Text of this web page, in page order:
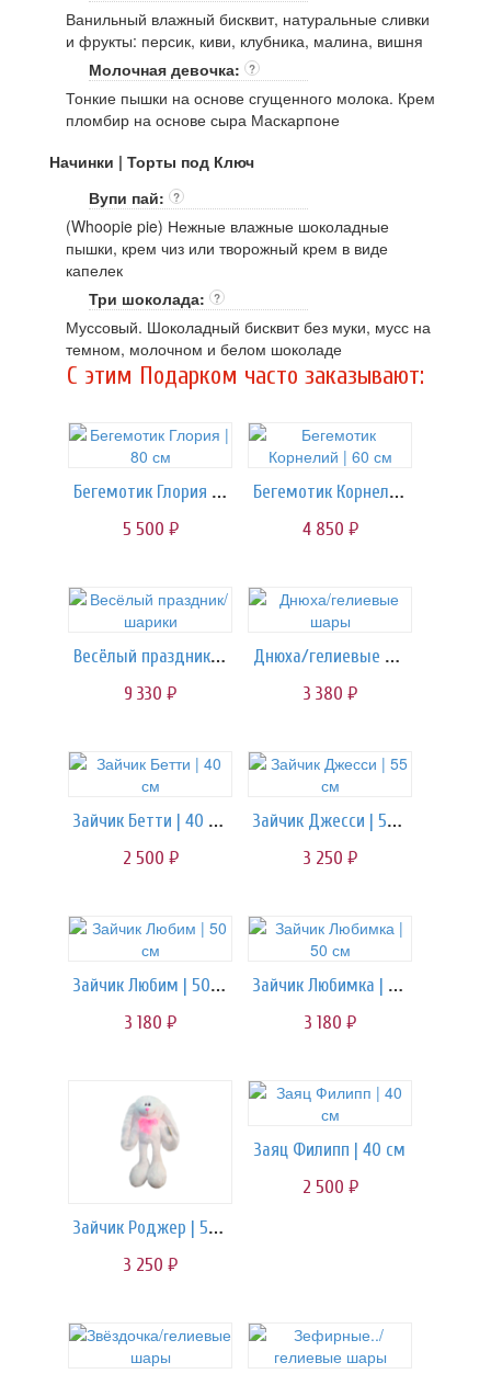
Ванильный влажный бисквит, натуральные сливки
и фрукты: персик, киви, клубника, малина, вишня
Молочная девочка:
?
Тонкие пышки на основе сгущенного молока. Крем
пломбир на основе сыра Маскарпоне
Начинки | Торты под Ключ
Вупи пай:
?
(Whoopie pie) Нежные влажные шоколадные
пышки, крем чиз или творожный крем в виде
капелек
Три шоколада:
?
Муссовый. Шоколадный бисквит без муки, мусс на
темном, молочном и белом шоколаде
C этим Подарком часто заказывают:
Бегемотик Глория | 80 см
5 500 руб.
Бегемотик Корнелий | 60 см
4 850 руб.
Весёлый праздник/шарики
9 330 руб.
Днюха/гелиевые шары
3 380 руб.
Зайчик Бетти | 40 см
2 500 руб.
Зайчик Джесси | 55 см
3 250 руб.
Зайчик Любим | 50 см
3 180 руб.
Зайчик Любимка | 50 см
3 180 руб.
Зайчик Роджер | 55 см
3 250 руб.
Заяц Филипп | 40 см
2 500 руб.